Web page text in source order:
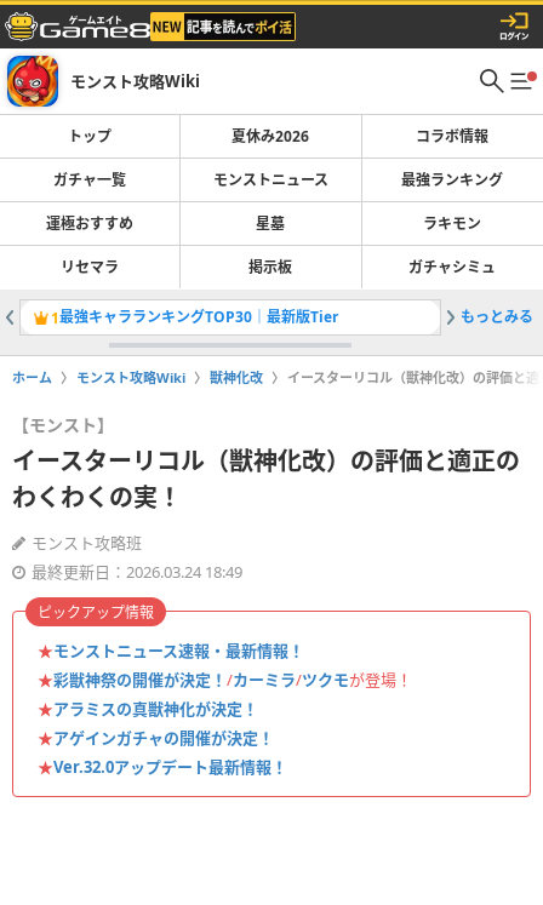
モンスト攻略Wiki
トップ 夏休み2026 コラボ情報
ガチャ一覧 モンストニュース 最強ランキング
運極おすすめ 星墓 ラキモン
リセマラ 掲示板 ガチャシミュ
1最強キャラランキングTOP30｜最新版Tier 2運極お
もっとみる
ホーム モンスト攻略Wiki 獣神化改 イースターリコル（獣神化改）の評価と
【モンスト】
イースターリコル（獣神化改）の評価と適正の
わくわくの実！
モンスト攻略班
最終更新日：2026.03.24 18:49
★モンストニュース速報・最新情報！
★彩獣神祭の開催が決定！ /カーミラ/ツクモが登場！
★アラミスの真獣神化が決定！
★アゲインガチャの開催が決定！
★Ver.32.0アップデート最新情報！
ピックアップ情報